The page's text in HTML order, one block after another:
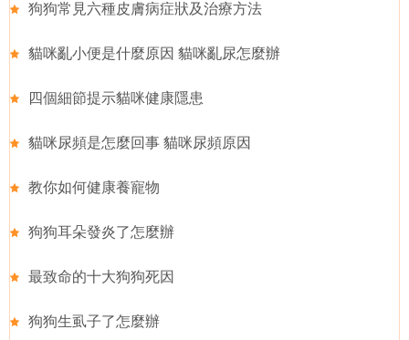
狗狗常見六種皮膚病症狀及治療方法
貓咪亂小便是什麼原因 貓咪亂尿怎麼辦
四個細節提示貓咪健康隱患
貓咪尿頻是怎麼回事 貓咪尿頻原因
教你如何健康養寵物
狗狗耳朵發炎了怎麼辦
最致命的十大狗狗死因
狗狗生虱子了怎麼辦